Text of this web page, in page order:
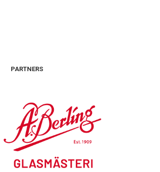
PARTNERS